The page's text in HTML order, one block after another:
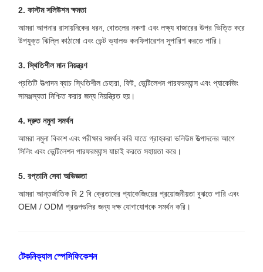
2. কাস্টম সলিউশন ক্ষমতা
আমরা আপনার রাসায়নিকের ধরন, বোতলের নকশা এবং লক্ষ্য বাজারের উপর ভিত্তি করে
উপযুক্ত ঝিল্লি কাঠামো এবং ভেন্ট ভ্যালভ কনফিগারেশন সুপারিশ করতে পারি।
3. স্থিতিশীল মান নিয়ন্ত্রণ
প্রতিটি উত্পাদন ব্যাচ স্থিতিশীল চেহারা, ফিট, ভেন্টিলেশন পারফরম্যান্স এবং প্যাকেজিং
সামঞ্জস্যতা নিশ্চিত করার জন্য নিয়ন্ত্রিত হয়।
4. দ্রুত নমুনা সমর্থন
আমরা নমুনা বিকাশ এবং পরীক্ষার সমর্থন করি যাতে গ্রাহকরা ভলিউম উত্পাদনের আগে
সিলিং এবং ভেন্টিলেশন পারফরম্যান্স যাচাই করতে সহায়তা করে।
5. রপ্তানি সেবা অভিজ্ঞতা
আমরা আন্তর্জাতিক বি 2 বি ক্রেতাদের প্যাকেজিংয়ের প্রয়োজনীয়তা বুঝতে পারি এবং
OEM / ODM প্রকল্পগুলির জন্য দক্ষ যোগাযোগকে সমর্থন করি।
টেকনিক্যাল স্পেসিফিকেশন